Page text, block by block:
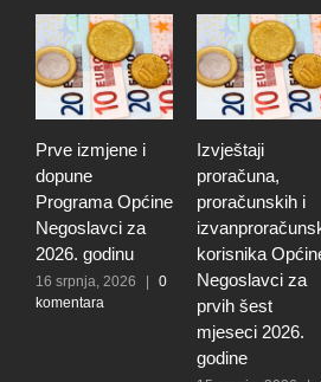
Prve izmjene i
dopune
Programa Općine
Negoslavci za
2026. godinu
16 srpnja, 2026
0
komentara
Izvještaji
proračuna,
proračunskih i
korisnika
Negoslavci za
prvih šest
mjeseci 2026.
godine